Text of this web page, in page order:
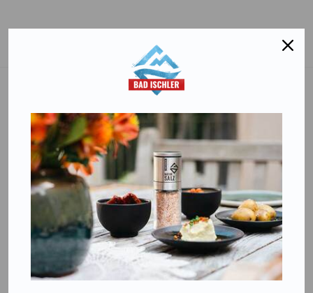
Steinkogelstraße 30
4802 Ebensee am Traunsee,AUSTRIA
+43 676 87812208
ecommerce@salinen.com
Kontakt
Downloads
Presse